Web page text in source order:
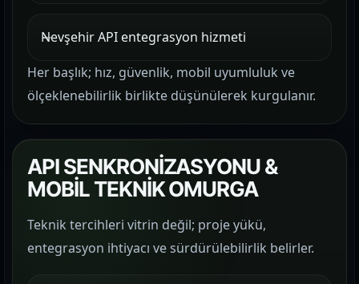
Nevşehir API entegrasyon hizmeti
Her başlık; hız, güvenlik, mobil uyumluluk ve
ölçeklenebilirlik birlikte düşünülerek kurgulanır.
API SENKRONİZASYONU &
MOBİL TEKNİK OMURGA
Teknik tercihleri vitrin değil; proje yükü,
entegrasyon ihtiyacı ve sürdürülebilirlik belirler.